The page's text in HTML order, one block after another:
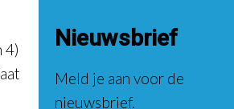
4)
Nieuwsbrief
Meld je aan voor de
nieuwsbrief.